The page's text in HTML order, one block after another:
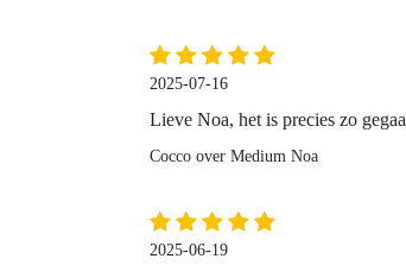
2025-07-16
Lieve Noa, het is precies zo
Cocco over Medium Noa
2025-06-19